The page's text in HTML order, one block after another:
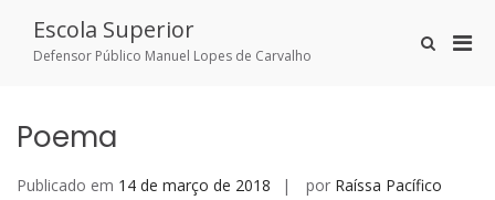
content
Escola Superior
Defensor Público Manuel Lopes de Carvalho
Show
Poema
Publicado em 14 de março de 2018 por Raíssa Pacífico